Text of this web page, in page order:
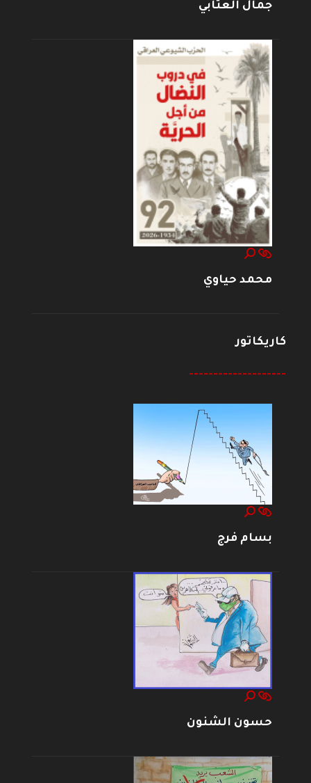
جمال العتابي
محمد حياوي
كاريكاتور
--------------------
بسام فرج
حسون الشنون